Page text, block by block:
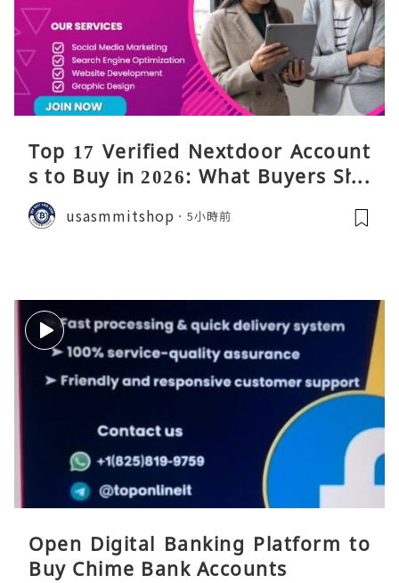
Top 17 Verified Nextdoor Account
s to Buy in 2026: What Buyers Sho
uld Know
usasmmitshop 5小時前
Open Digital Banking Platform to
Buy Chime Bank Accounts